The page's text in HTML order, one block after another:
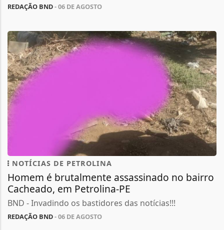
REDAÇÃO BND- 06 DE AGOSTO
NOTÍCIAS DE PETROLINA
Homem é brutalmente assassinado no bairro
Cacheado, em Petrolina-PE
BND - Invadindo os bastidores das notícias!!!
REDAÇÃO BND- 06 DE AGOSTO